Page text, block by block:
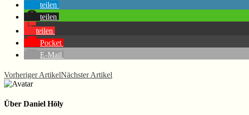
teilen
teilen
teilen
Pocket
E-Mail
Vorheriger ArtikelNächster Artikel
Über Daniel Höly